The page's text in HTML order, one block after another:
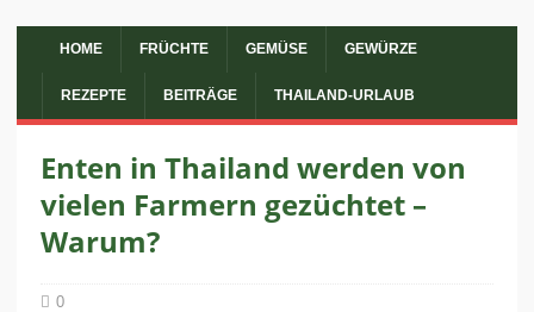
HOME FRÜCHTE GEMÜSE GEWÜRZE
REZEPTE BEITRÄGE THAILAND-URLAUB
Enten in Thailand werden von
vielen Farmern gezüchtet –
Warum?
0